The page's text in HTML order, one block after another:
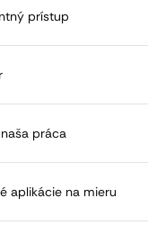
prístup
práca
aplikácie na mieru